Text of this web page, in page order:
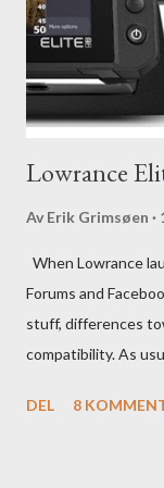
Lowrance
Av Erik Grimsøen
When Lowrance
Forums and
stuff, differences
compatibility. As
in-your-boat
DEL 8